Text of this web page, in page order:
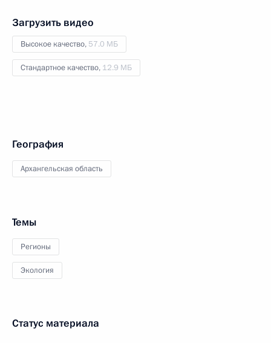
Загрузить видео
Высокое качество, 57.0 МБ
Стандартное качество, 12.9 МБ
География
Архангельская область
Темы
Регионы
Экология
Статус материала